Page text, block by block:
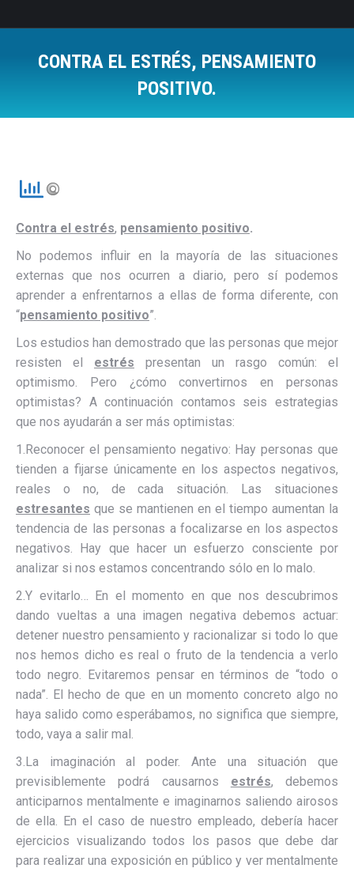
CONTRA EL ESTRÉS, PENSAMIENTO
POSITIVO.
Contra el estrés, pensamiento positivo.
No podemos influir en la mayoría de las situaciones
externas que nos ocurren a diario, pero sí podemos
aprender a enfrentarnos a ellas de forma diferente, con
“pensamiento positivo”.
Los estudios han demostrado que las personas que mejor
resisten el estrés presentan un rasgo común: el
optimismo. Pero ¿cómo convertirnos en personas
optimistas? A continuación contamos seis estrategias
que nos ayudarán a ser más optimistas:
1.Reconocer el pensamiento negativo: Hay personas que
tienden a fijarse únicamente en los aspectos negativos,
reales o no, de cada situación. Las situaciones
estresantes que se mantienen en el tiempo aumentan la
tendencia de las personas a focalizarse en los aspectos
negativos. Hay que hacer un esfuerzo consciente por
analizar si nos estamos concentrando sólo en lo malo.
2.Y evitarlo… En el momento en que nos descubrimos
dando vueltas a una imagen negativa debemos actuar:
detener nuestro pensamiento y racionalizar si todo lo que
nos hemos dicho es real o fruto de la tendencia a verlo
todo negro. Evitaremos pensar en términos de “todo o
nada”. El hecho de que en un momento concreto algo no
haya salido como esperábamos, no significa que siempre,
todo, vaya a salir mal.
3.La imaginación al poder. Ante una situación que
previsiblemente podrá causarnos estrés, debemos
anticiparnos mentalmente e imaginarnos saliendo airosos
de ella. En el caso de nuestro empleado, debería hacer
ejercicios visualizando todos los pasos que debe dar
para realizar una exposición en público y ver mentalmente